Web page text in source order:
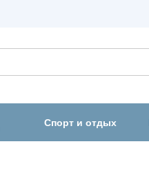
Спорт и отдых